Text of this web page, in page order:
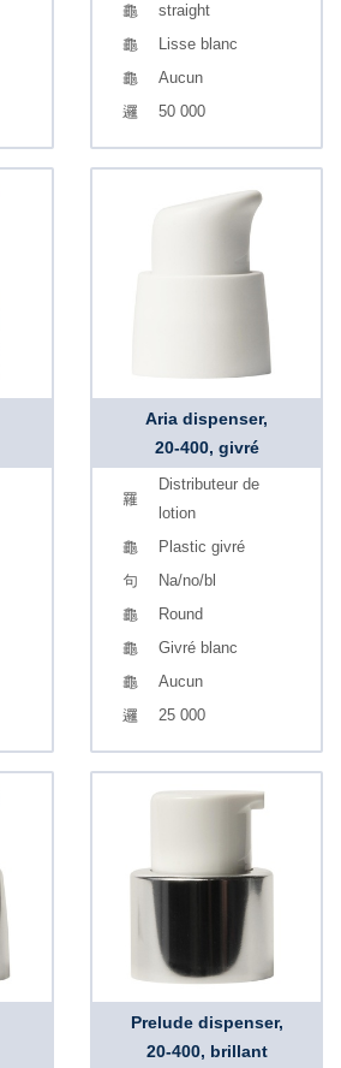
straight
Lisse blanc
Aucun
50 000
Aria dispenser,
20-400, givré
Distributeur de
lotion
Plastic givré
Na/no/bl
Round
Givré blanc
Aucun
25 000
Prelude dispenser,
20-400, brillant